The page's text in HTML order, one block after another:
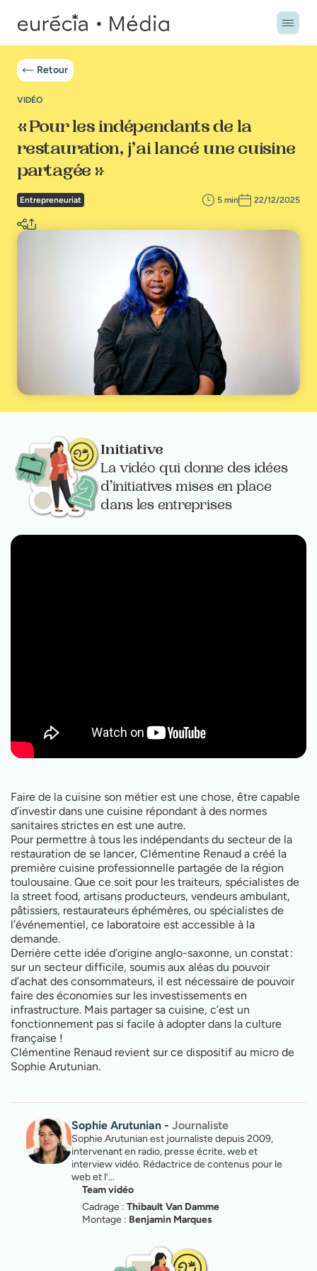
Retour
VIDÉO
« Pour les indépendants de la
restauration, j’ai lancé une cuisine
partagée »
Entrepreneuriat 5 min 22/12/2025
Faire de la cuisine son métier est une chose, être capable
d’investir dans une cuisine répondant à des normes
sanitaires strictes en est une autre.
Pour permettre à tous les indépendants du secteur de la
restauration de se lancer, Clémentine Renaud a créé la
première cuisine professionnelle partagée de la région
toulousaine. Que ce soit pour les traiteurs, spécialistes de
la street food, artisans producteurs, vendeurs ambulant,
pâtissiers, restaurateurs éphémères, ou spécialistes de
l’événementiel, ce laboratoire est accessible à la
demande.
Derrière cette idée d’origine anglo-saxonne, un constat :
sur un secteur difficile, soumis aux aléas du pouvoir
d’achat des consommateurs, il est nécessaire de pouvoir
faire des économies sur les investissements en
infrastructure. Mais partager sa cuisine, c’est un
fonctionnement pas si facile à adopter dans la culture
française !
Clémentine Renaud revient sur ce dispositif au micro de
Sophie Arutunian.
Sophie Arutunian - Journaliste
Sophie Arutunian est journaliste depuis 2009,
intervenant en radio, presse écrite, web et
interview vidéo. Rédactrice de contenus pour le
web et l’…
Team vidéo
Cadrage : Thibault Van Damme
Montage : Benjamin Marques
Initiative
La vidéo qui donne des idées
d’initiatives mises en place
dans les entreprises